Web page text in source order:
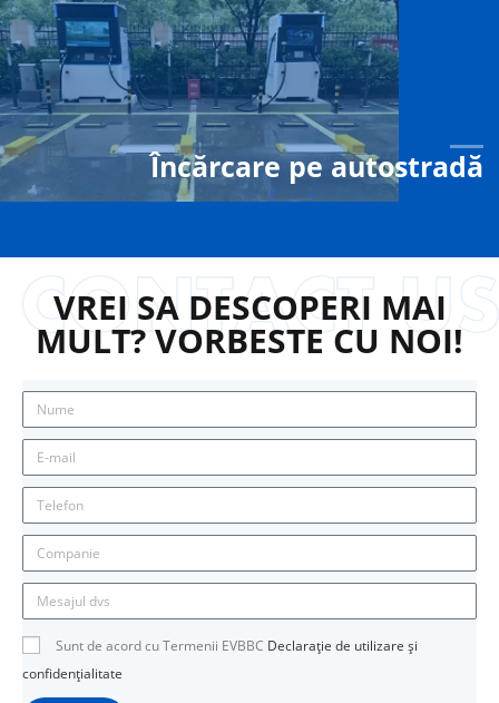
Încărcare pe autostradă
VREI SA DESCOPERI MAI
MULT? VORBESTE CU NOI!
Sunt de acord cu Termenii EVBBC Declarație de utilizare și
confidențialitate